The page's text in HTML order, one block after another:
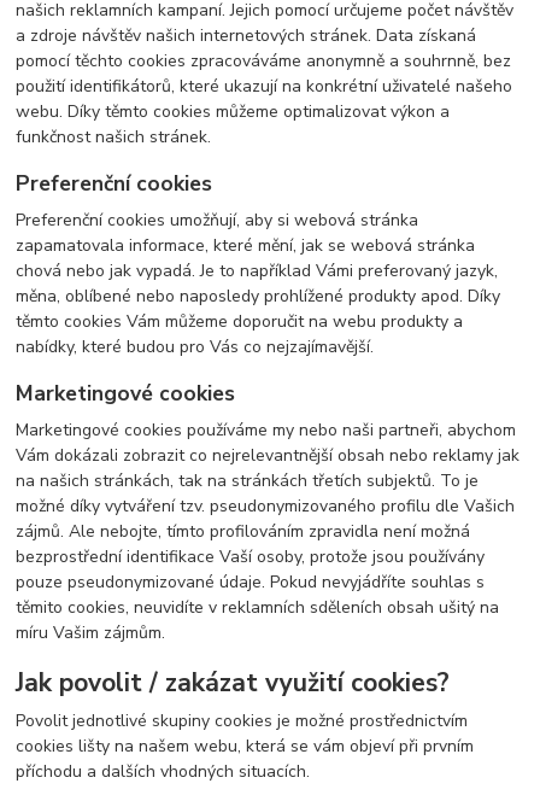
našich reklamních kampaní. Jejich pomocí určujeme počet návštěv
a zdroje návštěv našich internetových stránek. Data získaná
pomocí těchto cookies zpracováváme anonymně a souhrnně, bez
použití identifikátorů, které ukazují na konkrétní uživatelé našeho
webu. Díky těmto cookies můžeme optimalizovat výkon a
funkčnost našich stránek.
Preferenční cookies
Preferenční cookies umožňují, aby si webová stránka
zapamatovala informace, které mění, jak se webová stránka
chová nebo jak vypadá. Je to například Vámi preferovaný jazyk,
měna, oblíbené nebo naposledy prohlížené produkty apod. Díky
těmto cookies Vám můžeme doporučit na webu produkty a
nabídky, které budou pro Vás co nejzajímavější.
Marketingové cookies
Marketingové cookies používáme my nebo naši partneři, abychom
Vám dokázali zobrazit co nejrelevantnější obsah nebo reklamy jak
na našich stránkách, tak na stránkách třetích subjektů. To je
možné díky vytváření tzv. pseudonymizovaného profilu dle Vašich
zájmů. Ale nebojte, tímto profilováním zpravidla není možná
bezprostřední identifikace Vaší osoby, protože jsou používány
pouze pseudonymizované údaje. Pokud nevyjádříte souhlas s
těmito cookies, neuvidíte v reklamních sděleních obsah ušitý na
míru Vašim zájmům.
Jak povolit / zakázat využití cookies?
Povolit jednotlivé skupiny cookies je možné prostřednictvím
cookies lišty na našem webu, která se vám objeví při prvním
příchodu a dalších vhodných situacích.